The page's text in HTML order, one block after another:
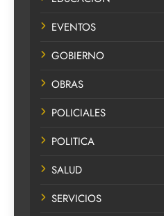
EVENTOS
GOBIERNO
OBRAS
POLICIALES
POLITICA
SALUD
SERVICIOS